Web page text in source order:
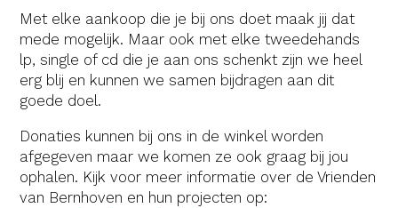
Met elke aankoop die je bij ons doet maak jij dat
mede mogelijk. Maar ook met elke tweedehands
lp, single of cd die je aan ons schenkt zijn we heel
erg blij en kunnen we samen bijdragen aan dit
goede doel.
Donaties kunnen bij ons in de winkel worden
afgegeven maar we komen ze ook graag bij jou
ophalen. Kijk voor meer informatie over de Vrienden
van Bernhoven en hun projecten op: